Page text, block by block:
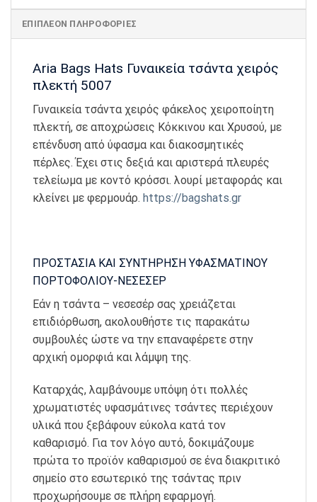
ΕΠΙΠΛΈΟΝ ΠΛΗΡΟΦΟΡΊΕΣ
Aria Bags Hats Γυναικεία τσάντα χειρός
πλεκτή 5007
Γυναικεία τσάντα χειρός φάκελος χειροποίητη
πλεκτή, σε αποχρώσεις Κόκκινου και Χρυσού, με
επένδυση από ύφασμα και διακοσμητικές
πέρλες. Έχει στις δεξιά και αριστερά πλευρές
τελείωμα με κοντό κρόσσι. λουρί μεταφοράς και
κλείνει με φερμουάρ. https://bagshats.gr
ΠΡΟΣΤΑΣΙΑ ΚΑΙ ΣΥΝΤΗΡΗΣΗ ΥΦΑΣΜΑΤΙΝΟΥ
ΠΟΡΤΟΦΟΛΙΟΥ-ΝΕΣΕΣΕΡ
Εάν η τσάντα – νεσεσέρ σας χρειάζεται
επιδιόρθωση, ακολουθήστε τις παρακάτω
συμβουλές ώστε να την επαναφέρετε στην
αρχική ομορφιά και λάμψη της.
Καταρχάς, λαμβάνουμε υπόψη ότι πολλές
χρωματιστές υφασμάτινες τσάντες περιέχουν
υλικά που ξεβάφουν εύκολα κατά τον
καθαρισμό. Για τον λόγο αυτό, δοκιμάζουμε
πρώτα το προϊόν καθαρισμού σε ένα διακριτικό
σημείο στο εσωτερικό της τσάντας πριν
προχωρήσουμε σε πλήρη εφαρμογή.